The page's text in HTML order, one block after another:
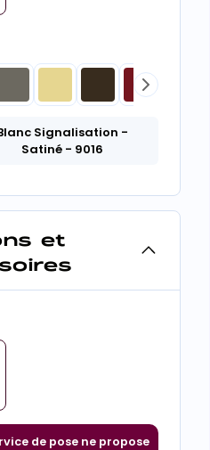
Signalisation -
Satiné - 9016
et
de pose ne propose